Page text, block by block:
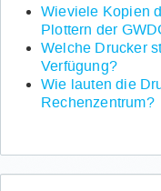
Wieviele Kopien
Plottern der
Welche Drucker
Verfügung?
Wie lauten die
Rechenzentrum?